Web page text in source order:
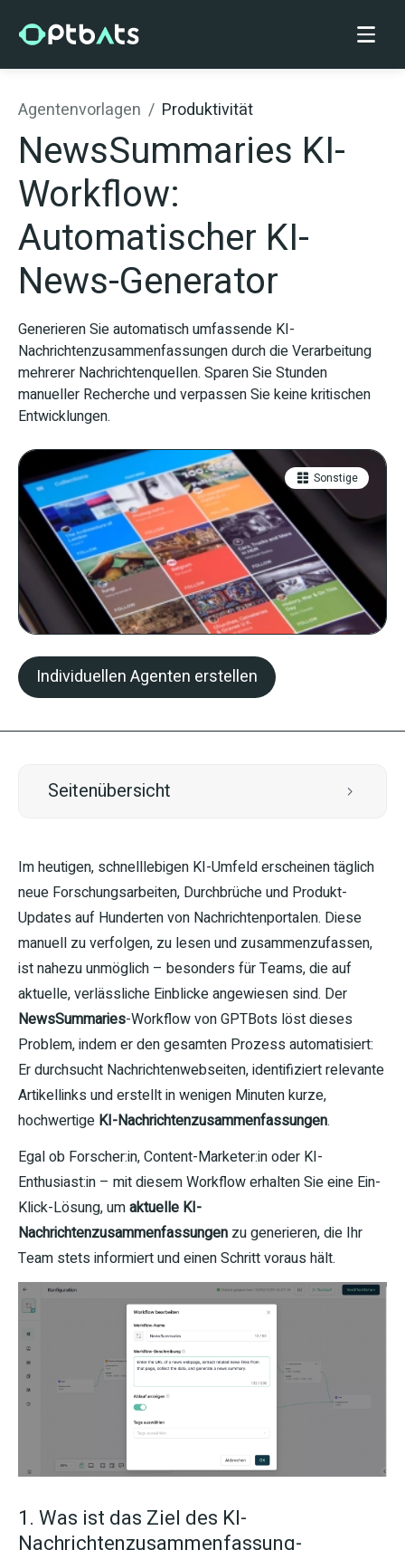
Agentenvorlagen / Produktivität
NewsSummaries KI-
Workflow:
Automatischer KI-
News-Generator
Generieren Sie automatisch umfassende KI-
Nachrichtenzusammenfassungen durch die Verarbeitung
mehrerer Nachrichtenquellen. Sparen Sie Stunden
manueller Recherche und verpassen Sie keine kritischen
Entwicklungen.
Sonstige
Individuellen Agenten erstellen
Seitenübersicht
Im heutigen, schnelllebigen KI-Umfeld erscheinen täglich
neue Forschungsarbeiten, Durchbrüche und Produkt-
Updates auf Hunderten von Nachrichtenportalen. Diese
manuell zu verfolgen, zu lesen und zusammenzufassen,
ist nahezu unmöglich – besonders für Teams, die auf
aktuelle, verlässliche Einblicke angewiesen sind. Der
NewsSummaries-Workflow von GPTBots löst dieses
Problem, indem er den gesamten Prozess automatisiert:
Er durchsucht Nachrichtenwebseiten, identifiziert relevante
Artikellinks und erstellt in wenigen Minuten kurze,
hochwertige KI-Nachrichtenzusammenfassungen.
Egal ob Forscher:in, Content-Marketer:in oder KI-
Enthusiast:in – mit diesem Workflow erhalten Sie eine Ein-
Klick-Lösung, umaktuelle KI-
Nachrichtenzusammenfassungen zu generieren, die Ihr
Team stets informiert und einen Schritt voraus hält.
1. Was ist das Ziel des KI-
Nachrichtenzusammenfassung-